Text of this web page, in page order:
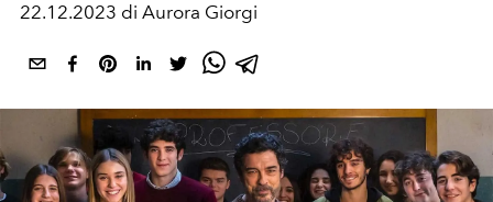
22.12.2023 di Aurora Giorgi